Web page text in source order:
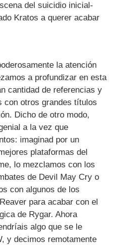
del suicidio inicial-
Kratos a querer acabar
la atención
a profundizar en esta
cantidad de referencias y
con otros grandes títulos
Dicho de otro modo,
a la vez que
imaginad por un
plataformas del
lo mezclamos con los
de Devil May Cry o
con algunos de los
para acabar con el
de Rygar. Ahora
algo que se le
y decimos remotamente